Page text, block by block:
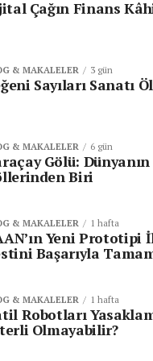
mümkün kılar.
Koruma:
karşı korur.
Alanları
kullanıldığı yer,
. Ancak bunun
hidroliği(özellikle
makinelerdeki
ve iş makinelerinde
Çağın Finans
& MAKALELER 3 gün
Sayıları Sanatı
& MAKALELER 6 gün
Gölü:
Biri
& MAKALELER 1 hafta
Yeni Prototipi
Başarıyla
& MAKALELER 1 hafta
Robotları
Olmayabilir?